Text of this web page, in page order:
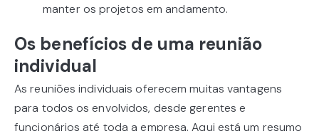
manter os projetos em andamento.
Os benefícios de uma reunião
individual
As reuniões individuais oferecem muitas vantagens
para todos os envolvidos, desde gerentes e
funcionários até toda a empresa. Aqui está um resumo